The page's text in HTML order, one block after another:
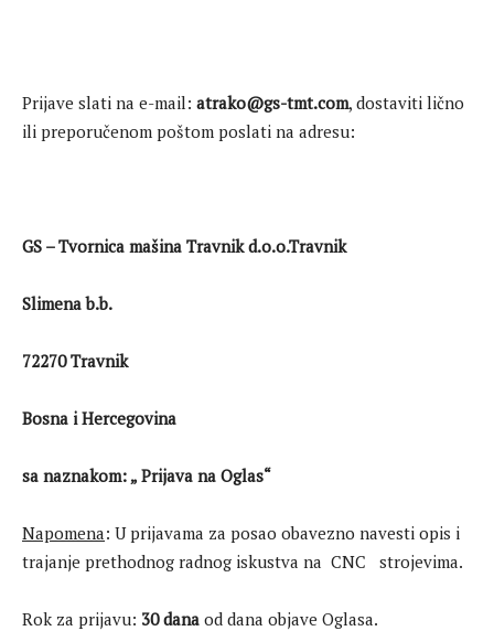
Prijave slati na e-mail: atrako@gs-tmt.com, dostaviti lično
ili preporučenom poštom poslati na adresu:
GS – Tvornica mašina Travnik d.o.o.Travnik
Slimena b.b.
72270 Travnik
Bosna i Hercegovina
sa naznakom: „ Prijava na Oglas“
Napomena: U prijavama za posao obavezno navesti opis i
trajanje prethodnog radnog iskustva na CNC strojevima.
Rok za prijavu: 30 dana od dana objave Oglasa.